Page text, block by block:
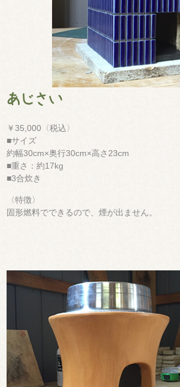
￥35,000〈税込〉
■サイズ
約幅30cm×奥行30cm×高さ23cm
■重さ：約17kg
■3合炊き
〈特徴〉
固形燃料でできるので、煙が出ません。